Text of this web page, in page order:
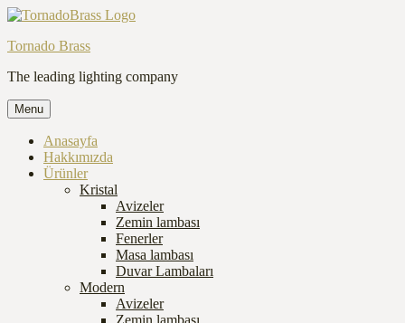
Tornado Brass
The leading lighting company
Menu
Anasayfa
Hakkımızda
Ürünler
Kristal
Avizeler
Zemin lambası
Fenerler
Masa lambası
Duvar Lambaları
Modern
Avizeler
Zemin lambası